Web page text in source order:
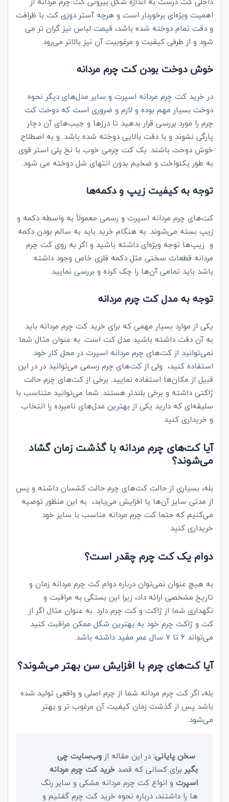
اهمیت ویژه‌ای برخوردار است و هرچه آستر دوزی کت با ظرافت
و دقت تمام دوخته شده باشد، قیمت لباس نیز گران تر می
شود و از طرفی کیفیت و مرغوبیت آن نیز بالاتر می‌رود.
خوش دوخت بودن کت چرم مردانه
در خرید کت چرم مردانه اسپرت و سایر مدل‌های دیگر نحوه‌
دوخت بسیار مهم بوده و لازم و ضروری است که دوخت کت
چرم را مورد بررسی قرار بدهید تا درزها و جیب‌های آن دچار
پارگی نشوند و با دقت بالایی دوخته شده باشد. و به اصطلاح
خوش دوخت باشند. یک کت چرمی خوب با نخ پلی استر قوی
به طور یکنواخت و ضخیم بدون انتهای شل دوخته می شود.
توجه به کیفیت زیپ و دکمه‌ها
کت‌های چرم مردانه اسپرت و رسمی معمولاً به واسطه دکمه و
زیپ بسته می‌شوند. به هنگام خرید باید به سالم بودن دکمه
و زیپ‌ها توجه ویژه‌ای داشته باشید و اگر به روی کت چرم
مردانه قطعات سختی مثل دکمه فلزی خاص وجود داشته
باشد باید تمامی آن‌ها را چک کرده و بررسی نمایید.
توجه به مدل کت چرم مردانه
یکی از موارد بسیار مهمی که برای خرید کت چرم مردانه باید
به آن دقت داشته باشید مدل کت است. به عنوان مثال شما
نمی‌توانید از کت‌های چرم مردانه اسپرت در محل کار خود
استفاده کنید، ولی از کت‌های چرم رسمی می‌توانید در در این
قبیل از مکان‌ها استفاده نمایید. برخی از کت‌های چرم حالت
ژاکتی داشته و برخی بلندتر هستند. شما می‌توانید متناسب با
سلیقه‌ای که دارید یکی از بهترین مدل‌های نامبرده را انتخاب
و خریداری کنید.
آیا کت‌های چرم مردانه با گذشت زمان گشاد
می‌شوند؟
بله، بسیاری از حالت کت‌های چرم حالت کشسان داشته و پس
از مدتی سایز آن‌ها یا افزایش می‌یابد، به این منظور توصیه
می‌کنیم که حتما کت چرم مردانه مناسب با سایز خود
خریداری کنید.
دوام یک کت چرم چقدر است؟
به هیچ عنوان نمی‌توان درباره دوام کت چرم مردانه زمان و
تاریخ مشخصی ارائه داد، زیرا این بستگی به مراقبت و
نگهداری شما از ژاکت و کت چرم دارد. به عنوان مثال اگر از
کت و ژاکت چرم خود به بهترین شکل ممکن مراقبت کنید
می‌تواند ۶ تا ۷ سال عمر مفید داشته باشد.
آیا کت‌های چرم با افزایش سن بهتر می‌شوند؟
بله، اگر کت چرم مردانه شما از چرم اصلی و واقعی تولید شده
باشد پس از گذشت زمان کیفیت آن مرغوب تر و بهتر
می‌شود.
سخن پایانی:در این مقاله از وب‌سایت چی
بگیر برای کسانی که قصد خرید کت چرم مردانه
اسپرت و انواع کت چرم مردانه مشکی و سایر رنگ
ها را داشتند، درباره نحوه خرید کت چرم گفتیم و